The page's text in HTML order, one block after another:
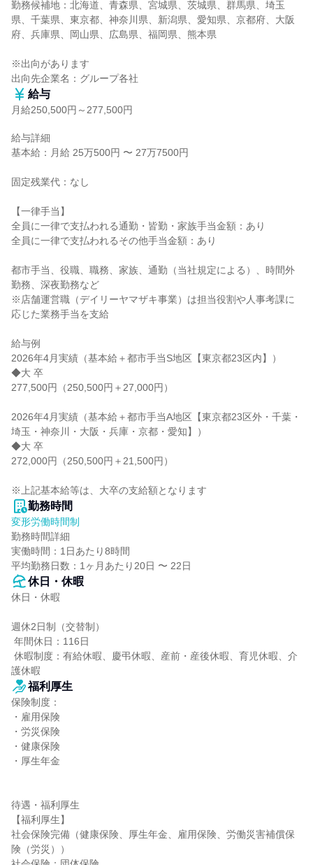
勤務候補地：北海道、青森県、宮城県、茨城県、群馬県、埼玉
県、千葉県、東京都、神奈川県、新潟県、愛知県、京都府、大阪
府、兵庫県、岡山県、広島県、福岡県、熊本県
※出向があります
出向先企業名：グループ各社
給与
月給250,500円～277,500円
給与詳細
基本給：月給 25万500円 〜 27万7500円
固定残業代：なし
【一律手当】
全員に一律で支払われる通勤・皆勤・家族手当金額：あり
全員に一律で支払われるその他手当金額：あり
都市手当、役職、職務、家族、通勤（当社規定による）、時間外
勤務、深夜勤務など
※店舗運営職（デイリーヤマザキ事業）は担当役割や人事考課に
応じた業務手当を支給
給与例
2026年4月実績（基本給＋都市手当S地区【東京都23区内】）
◆大 卒
277,500円（250,500円＋27,000円）
2026年4月実績（基本給＋都市手当A地区【東京都23区外・千葉・
埼玉・神奈川・大阪・兵庫・京都・愛知】）
◆大 卒
272,000円（250,500円＋21,500円）
※上記基本給等は、大卒の支給額となります
勤務時間
変形労働時間制
勤務時間詳細
実働時間：1日あたり8時間
平均勤務日数：1ヶ月あたり20日 〜 22日
休日・休暇
休日・休暇
週休2日制（交替制）
護休暇
福利厚生
保険制度：
・雇用保険
・労災保険
・健康保険
・厚生年金
待遇・福利厚生
【福利厚生】
社会保険完備（健康保険、厚生年金、雇用保険、労働災害補償保
険（労災））